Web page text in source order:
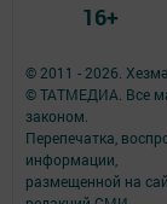
© 2011 - 2026.
© ТАТМЕДИА. Все
законом.
Перепечатка,
информации,
размещенной на
16+